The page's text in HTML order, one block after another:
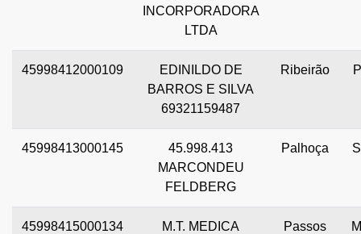
INCORPORADORA
LTDA
45998412000109
EDINILDO DE
BARROS E SILVA
69321159487
Ribeirão
45998413000145
45.998.413
MARCONDEU
FELDBERG
Palhoça
45998415000134
M.T. MEDICA
Passos